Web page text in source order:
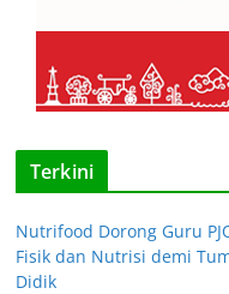
Terkini
Nutrifood Dorong Guru
Fisik dan Nutrisi demi
Didik